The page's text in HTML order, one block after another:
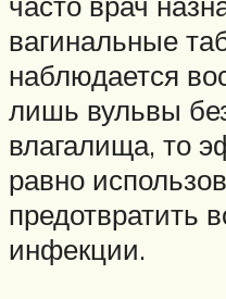
вагинальные
наблюдается
лишь вульвы
влагалища, то
равно
предотвратить
инфекции.